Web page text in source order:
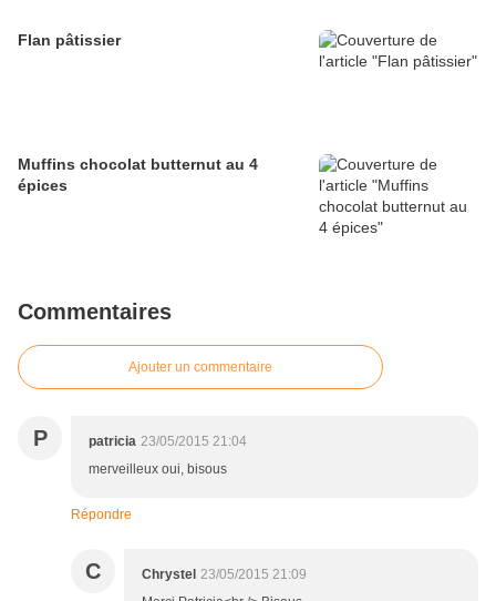
Flan pâtissier
Muffins chocolat butternut au 4
épices
Commentaires
Ajouter un commentaire
P patricia 23/05/2015 21:04
merveilleux oui, bisous
Répondre
C Chrystel 23/05/2015 21:09